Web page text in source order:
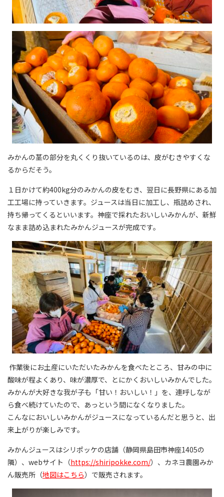
みかんの茎の部分を丸くくり抜いているのは、皮がむきやすくな
るからだそう。
１日かけて約400kg分のみかんの皮をむき、翌日に長野県にある加
工工場に持っていきます。ジュースは当日に加工し、瓶詰めされ、
持ち帰ってくるといいます。神座で採れたおいしいみかんが、新鮮
なまま詰め込まれたみかんジュースが完成です。
作業後にお土産にいただいたみかんを食べたところ、甘みの中に
酸味が程よくあり、味が濃厚で、とにかくおいしいみかんでした。
みかんが大好きな我が子も「甘い！おいしい！」を、連呼しなが
ら食べ続けていたので、あっという間になくなりました。
こんなにおいしいみかんがジュースになっているんだと思うと、出
来上がりが楽しみです。
みかんジュースはシリポッケの店舗（静岡県島田市神座1405の
隣）、 webサイト（https://shiripokke.com/）、カネヨ農園みか
ん販売所（地図はこちら）で販売されます。